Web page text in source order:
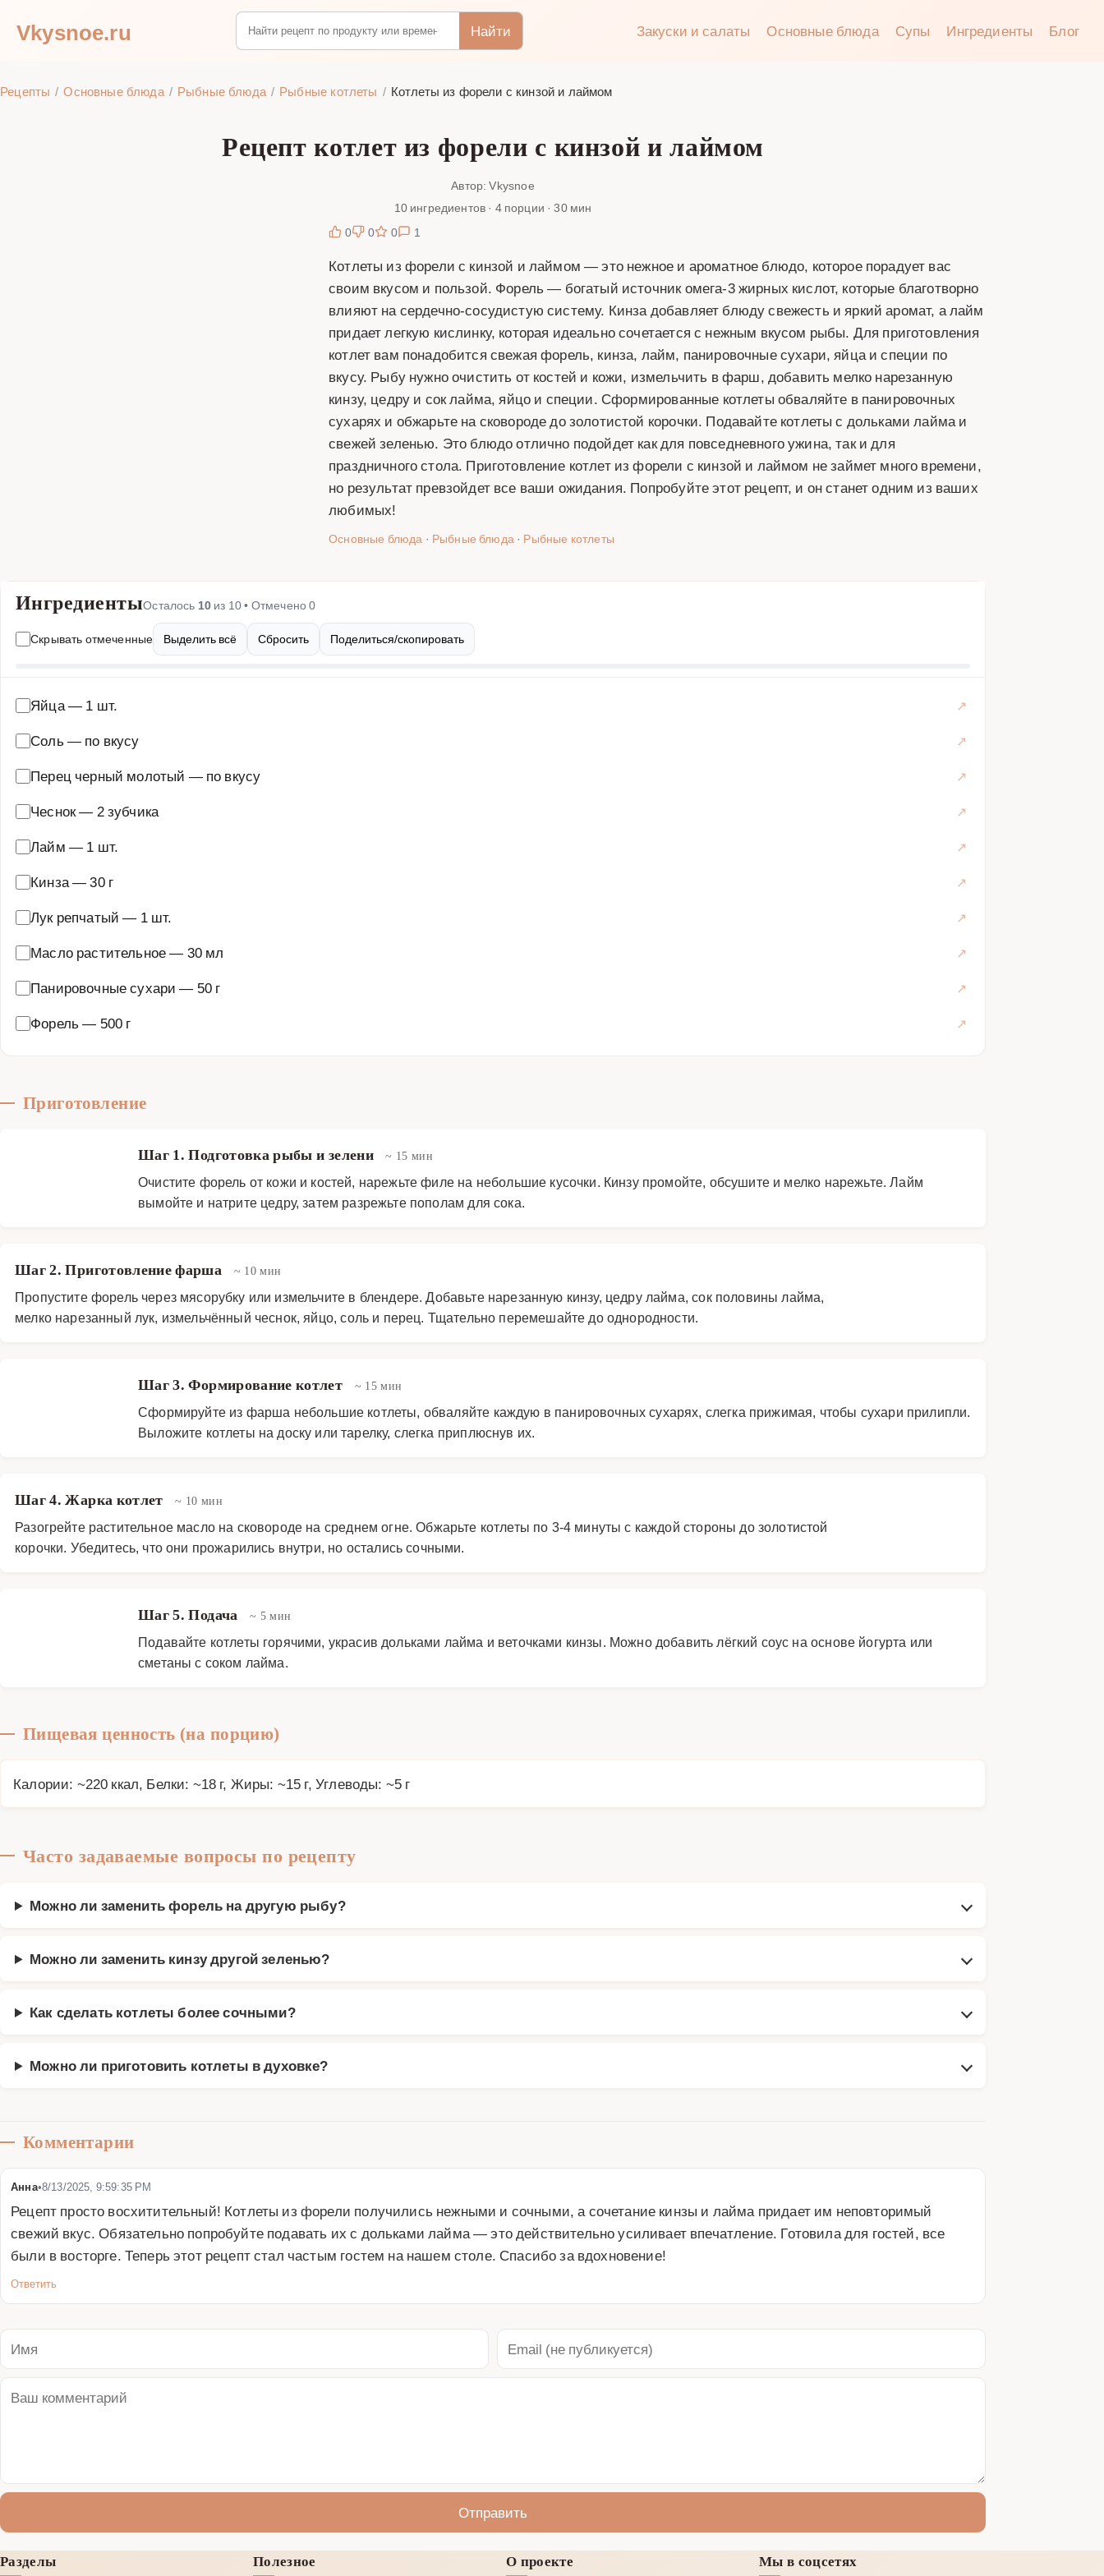
Vkysnoe.ru Найти Закуски и салаты Основные блюда Супы Ингредиенты Блог
Рецепты Основные блюда Рыбные блюда Рыбные котлеты Котлеты из форели с кинзой и лаймом
Рецепт котлет из форели с кинзой и лаймом
Автор: Vkysnoe
10 ингредиентов · 4 порции · 30 мин
0
0 0 1
Котлеты из форели с кинзой и лаймом — это нежное и ароматное блюдо, которое порадует вас
своим вкусом и пользой. Форель — богатый источник омега-3 жирных кислот, которые благотворно
влияют на сердечно-сосудистую систему. Кинза добавляет блюду свежесть и яркий аромат, а лайм
придает легкую кислинку, которая идеально сочетается с нежным вкусом рыбы. Для приготовления
котлет вам понадобится свежая форель, кинза, лайм, панировочные сухари, яйца и специи по
вкусу. Рыбу нужно очистить от костей и кожи, измельчить в фарш, добавить мелко нарезанную
кинзу, цедру и сок лайма, яйцо и специи. Сформированные котлеты обваляйте в панировочных
сухарях и обжарьте на сковороде до золотистой корочки. Подавайте котлеты с дольками лайма и
свежей зеленью. Это блюдо отлично подойдет как для повседневного ужина, так и для
праздничного стола. Приготовление котлет из форели с кинзой и лаймом не займет много времени,
но результат превзойдет все ваши ожидания. Попробуйте этот рецепт, и он станет одним из ваших
любимых!
Основные блюда · Рыбные блюда· Рыбные котлеты
ИнгредиентыОсталось 10 из 10• Отмечено0
Скрывать отмеченные Выделить всё Сбросить Поделиться/скопировать
Яйца— 1 шт.
Соль — по вкусу
Перец черный молотый — по вкусу
Чеснок— 2 зубчика
Лайм — 1 шт.
Кинза—30 г
Лук репчатый — 1 шт.
Масло растительное— 30 мл
Панировочные сухари — 50 г
Форель — 500 г
Приготовление
Шаг 1. Подготовка рыбы и зелени ~ 15 мин
Очистите форель от кожи и костей, нарежьте филе на небольшие кусочки. Кинзу промойте, обсушите и мелко нарежьте. Лайм
вымойте и натрите цедру, затем разрежьте пополам для сока.
Шаг 2. Приготовление фарша ~ 10 мин
Пропустите форель через мясорубку или измельчите в блендере. Добавьте нарезанную кинзу, цедру лайма, сок половины лайма,
мелко нарезанный лук, измельчённый чеснок, яйцо, соль и перец. Тщательно перемешайте до однородности.
Шаг 3. Формирование котлет ~ 15 мин
Сформируйте из фарша небольшие котлеты, обваляйте каждую в панировочных сухарях, слегка прижимая, чтобы сухари прилипли.
Выложите котлеты на доску или тарелку, слегка приплюснув их.
Шаг 4. Жарка котлет ~ 10 мин
Разогрейте растительное масло на сковороде на среднем огне. Обжарьте котлеты по 3-4 минуты с каждой стороны до золотистой
корочки. Убедитесь, что они прожарились внутри, но остались сочными.
Шаг 5. Подача ~ 5 мин
Подавайте котлеты горячими, украсив дольками лайма и веточками кинзы. Можно добавить лёгкий соус на основе йогурта или
сметаны с соком лайма.
Пищевая ценность (на порцию)
Калории: ~220 ккал, Белки: ~18 г, Жиры: ~15 г, Углеводы: ~5 г
Часто задаваемые вопросы по рецепту
Можно ли заменить форель на другую рыбу?
Можно ли заменить кинзу другой зеленью?
Как сделать котлеты более сочными?
Можно ли приготовить котлеты в духовке?
Комментарии
Анна•8/13/2025, 9:59:35 PM
Рецепт просто восхитительный! Котлеты из форели получились нежными и сочными, а сочетание кинзы и лайма придает им неповторимый
свежий вкус. Обязательно попробуйте подавать их с дольками лайма — это действительно усиливает впечатление. Готовила для гостей, все
были в восторге. Теперь этот рецепт стал частым гостем на нашем столе. Спасибо за вдохновение!
Ответить
Отправить
Разделы Полезное О проекте Мы в соцсетях